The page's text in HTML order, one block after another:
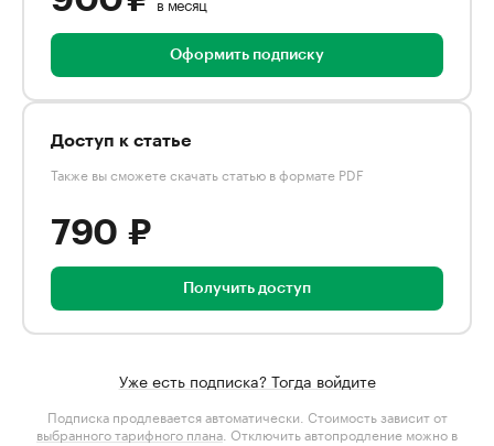
Оформить подписку
Доступ к статье
Также вы сможете скачать статью в формате PDF
790 ₽
Получить доступ
Уже есть подписка? Тогда войдите
Подписка продлевается автоматически. Стоимость зависит от
выбранного тарифного плана . Отключить автопродление можно в